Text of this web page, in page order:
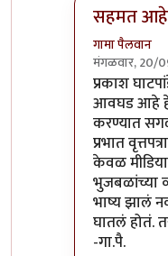
सहमत आहे
गामा पैलवान
मंगळवार, 20/
In reply to
प्रकाश
आवघड आहे हे
करण्यात
प्रभात
केवळ
भुजबळांच्या
भाष्य झालं
घातलं होतं.
-गा.पै.